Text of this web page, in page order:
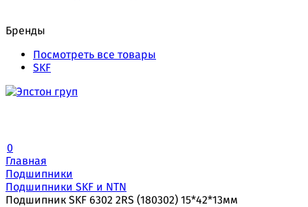
Бренды
Посмотреть все товары
SKF
0
Главная
Подшипники
Подшипники SKF и NTN
Подшипник SKF 6302 2RS (180302) 15*42*13мм